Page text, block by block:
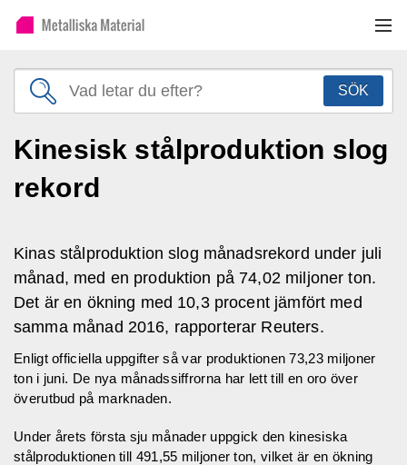
SÖK
Kinesisk stålproduktion slog
rekord
Kinas stålproduktion slog månadsrekord under juli
månad, med en produktion på 74,02 miljoner ton.
Det är en ökning med 10,3 procent jämfört med
samma månad 2016, rapporterar Reuters.
Enligt officiella uppgifter så var produktionen 73,23 miljoner
ton i juni. De nya månadssiffrorna har lett till en oro över
överutbud på marknaden.
Under årets första sju månader uppgick den kinesiska
stålproduktionen till 491,55 miljoner ton, vilket är en ökning